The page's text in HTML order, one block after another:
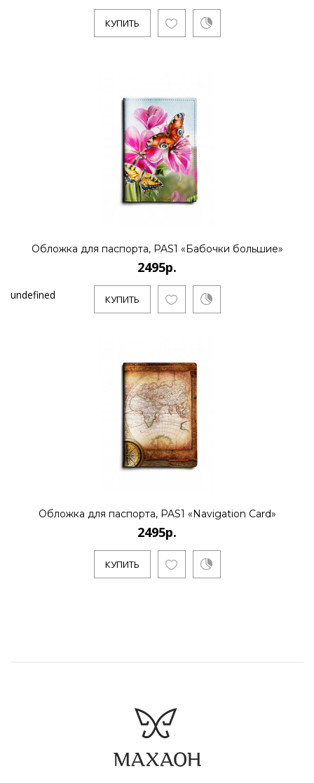
КУПИТЬ
Обложка для паспорта, PAS1 «Бабочки большие»
2495р.
КУПИТЬ
undefined
Обложка для паспорта, PAS1 «Navigation Card»
2495р.
КУПИТЬ